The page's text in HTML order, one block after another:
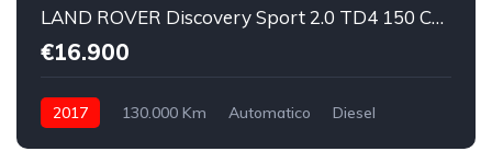
LAND ROVER Discovery Sport 2.0 TD4 150 CV SE
€16.900
2017 130.000 Km Automatico
Diesel